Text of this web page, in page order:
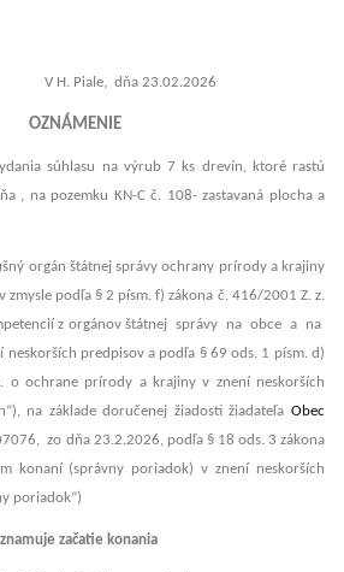
152/2026
23.02.2026
OZNÁMENIE
súhlasu na výrub 7 ks drevín, ktoré rastú
, na pozemku KN-C č. 108- zastavaná plocha a
orgán štátnej správy ochrany prírody a krajiny
zmysle podľa § 2 písm. f) zákona č. 416/2001 Z. z.
z orgánov štátnej správy na obce a na
neskorších predpisov a podľa § 69 ods. 1 písm. d)
ochrane prírody a krajiny v znení neskorších
na základe doručenej žiadosti žiadateľa Obec
zo dňa 23.2.2026, podľa § 18 ods. 3 zákona
konaní (správny poriadok) v znení neskorších
poriadok“)
začatie konania